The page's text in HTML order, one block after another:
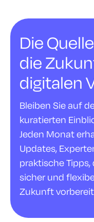
Die
die
digitalen
Bleiben Sie auf
kuratierten
Jeden Monat
Updates,
praktische
sicher und
Zukunft